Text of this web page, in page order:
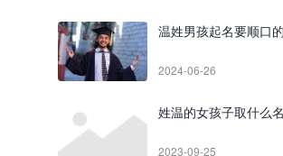
温姓男孩起名要顺口
2024-06-26
姓温的女孩子取什么
2023-09-25